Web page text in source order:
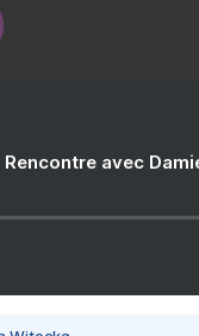
avec